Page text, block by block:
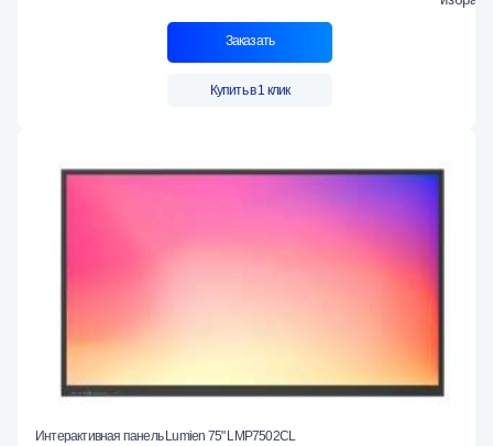
Заказать
Купить в 1 клик
Интерактивная панель Lumien 75" LMP7502CL